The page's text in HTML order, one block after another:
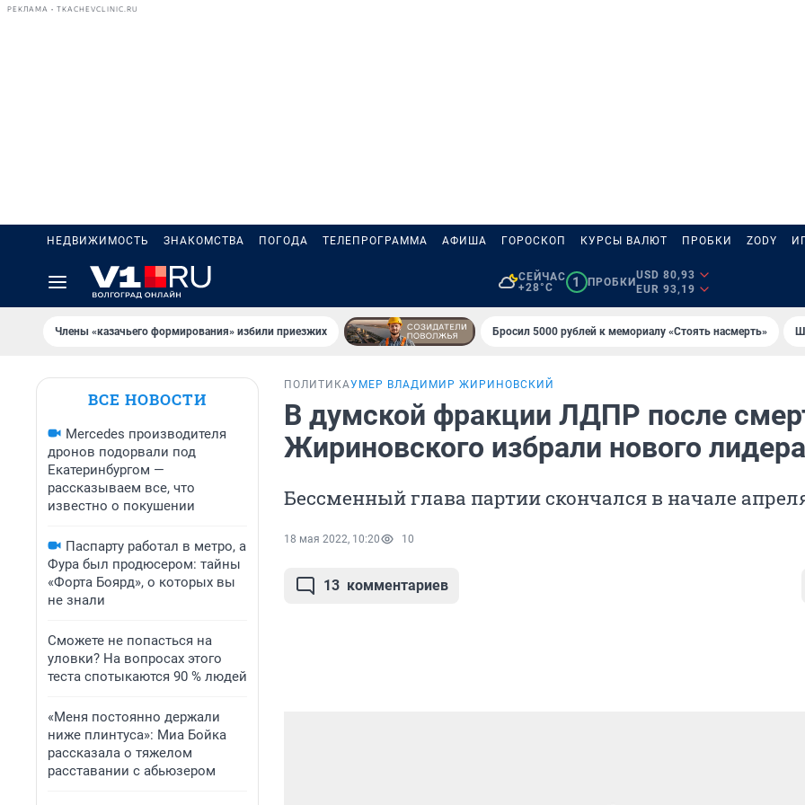
РЕКЛАМА • TKACHEVCLINIC.RU
НЕДВИЖИМОСТЬ ЗНАКОМСТВА ПОГОДА ТЕЛЕПРОГРАММА АФИША ГОРОСКОП КУРСЫ ВАЛЮТ ПРОБКИ ZODY
СЕЙЧАС
+28°C
1 ПРОБКИ
USD 80,93
EUR 93,19
Члены «казачьего формирования» избили приезжих Бросил 5000 рублей к мемориалу «Стоять насмерть»
ВСЕ НОВОСТИ
Mercedes производителя
дронов подорвали под
Екатеринбургом —
рассказываем все, что
известно о покушении
Паспарту работал в метро, а
Фура был продюсером: тайны
«Форта Боярд», о которых вы
не знали
Сможете не попасться на
уловки? На вопросах этого
теста спотыкаются 90 % людей
«Меня постоянно держали
ниже плинтуса»: Миа Бойка
рассказала о тяжелом
расставании с абьюзером
ПОЛИТИКАУМЕР ВЛАДИМИР ЖИРИНОВСКИЙ
В думской фракции ЛДПР после
Жириновского избрали нового лидера
Бессменный глава партии скончался в начале
18 мая 2022, 10:20 10
13 комментариев